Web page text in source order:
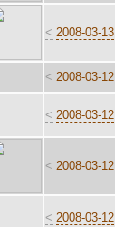
< 2008-03-13
< 2008-03-12
< 2008-03-12
< 2008-03-12
< 2008-03-12